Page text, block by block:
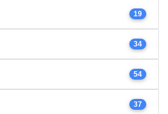
19
34
54
37